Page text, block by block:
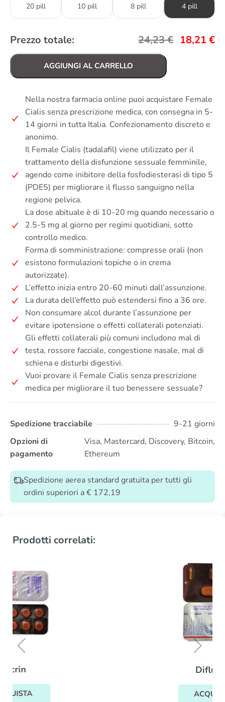
20 pill 10 pill 8 pill 4 pill
Prezzo totale: 24,23€ 18,21 €
AGGIUNGI AL CARRELLO
Nella nostra farmacia online puoi acquistare Female
Cialis senza prescrizione medica, con consegna in 5-
14 giorni in tutta Italia. Confezionamento discreto e
anonimo.
Il Female Cialis (tadalafil) viene utilizzato per il
trattamento della disfunzione sessuale femminile,
agendo come inibitore della fosfodiesterasi di tipo 5
(PDE5) per migliorare il flusso sanguigno nella
regione pelvica.
La dose abituale è di 10-20 mg quando necessario o
2.5-5 mg al giorno per regimi quotidiani, sotto
controllo medico.
Forma di somministrazione: compresse orali (non
esistono formulazioni topiche o in crema
autorizzate).
L’effetto inizia entro 20-60 minuti dall’assunzione.
La durata dell’effetto può estendersi fino a 36 ore.
Non consumare alcol durante l’assunzione per
evitare ipotensione o effetti collaterali potenziati.
Gli effetti collaterali più comuni includono mal di
testa, rossore facciale, congestione nasale, mal di
schiena e disturbi digestivi.
Vuoi provare il Female Cialis senza prescrizione
medica per migliorare il tuo benessere sessuale?
Spedizione tracciabile
9-21 giorni
Opzioni di
pagamento
Visa, Mastercard, Discovery, Bitcoin,
Ethereum
Spedizione aerea standard gratuita per tutti gli
ordini superiori a € 172,19
Prodotti correlati: